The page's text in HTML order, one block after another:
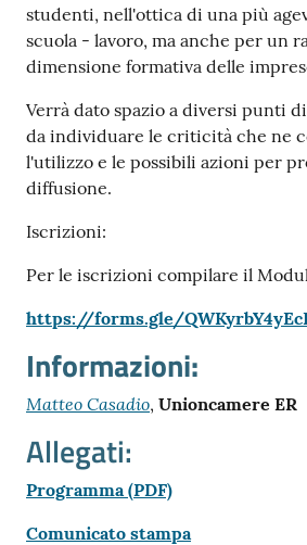
studenti, nell'ottica di una più
scuola - lavoro, ma anche per un
dimensione formativa delle
Verrà dato spazio a diversi punti
da individuare le criticità che ne
l'utilizzo e le possibili azioni per
diffusione.
Iscrizioni:
Per le iscrizioni compilare il
https://forms.gle/
Informazioni:
Matteo Casadio, Unioncamere ER
Allegati:
Programma (PDF)
Comunicato stampa